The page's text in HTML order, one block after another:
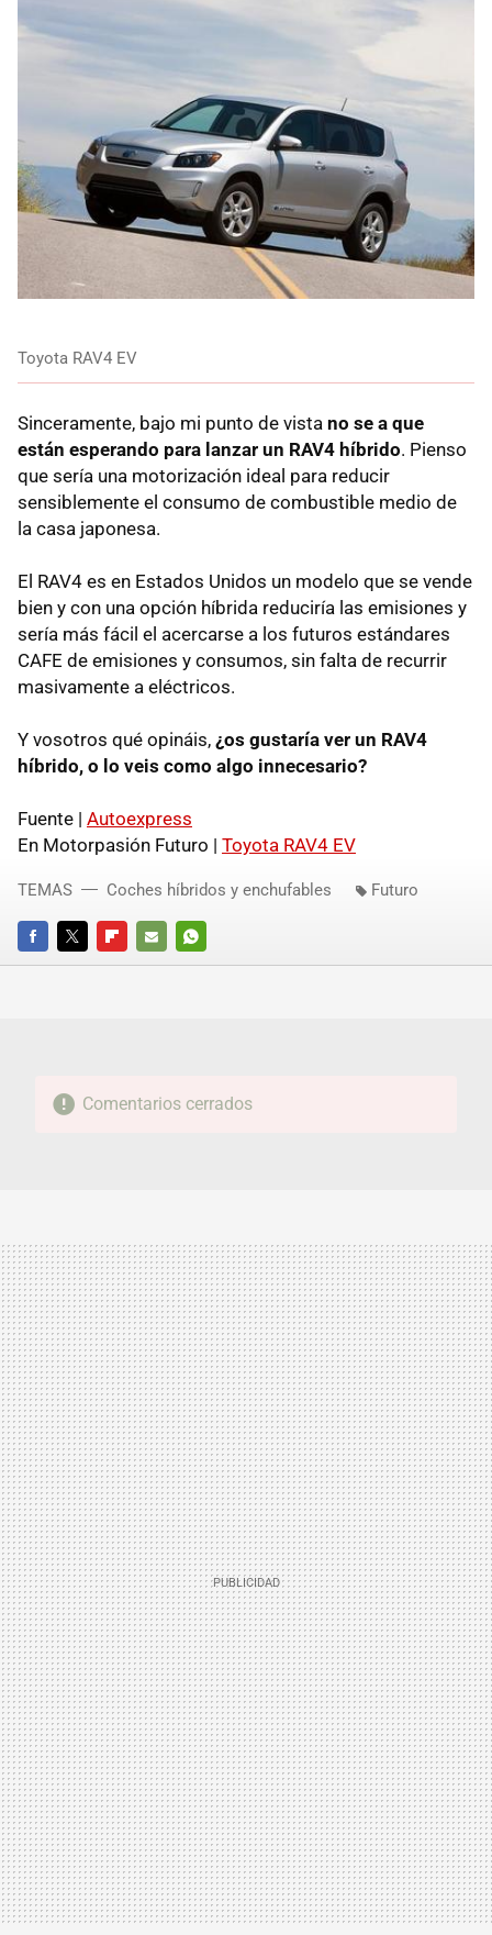
Toyota RAV4 EV
Sinceramente, bajo mi punto de vista no se a que
están esperando para lanzar un RAV4 híbrido. Pienso
que sería una motorización ideal para reducir
sensiblemente el consumo de combustible medio de
la casa japonesa.
El RAV4 es en Estados Unidos un modelo que se vende
bien y con una opción híbrida reduciría las emisiones y
sería más fácil el acercarse a los futuros estándares
CAFE de emisiones y consumos, sin falta de recurrir
masivamente a eléctricos.
Y vosotros qué opináis, ¿os gustaría ver un RAV4
híbrido, o lo veis como algo innecesario?
Fuente | Autoexpress
En Motorpasión Futuro | Toyota RAV4 EV
FACEBOOKTWITTERFLIPBOARD
E-
WHATSAPP
TEMAS Coches híbridos y enchufables Futuro
Comentarios cerrados